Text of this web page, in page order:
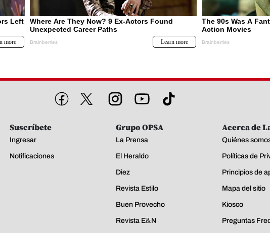
Suscríbete
Ingresar
Notificaciones
Grupo OPSA
La Prensa
El Heraldo
Diez
Revista Estilo
Buen Provecho
Revista E&N
Acerca de
Quiénes
Políticas de
Principios de
Mapa del sitio
Kiosco
Preguntas